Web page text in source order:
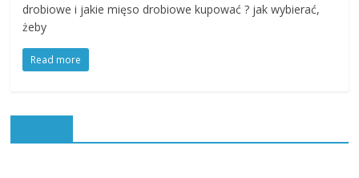
drobiowe i jakie mięso drobiowe kupować ? jak wybierać,
żeby
Read more